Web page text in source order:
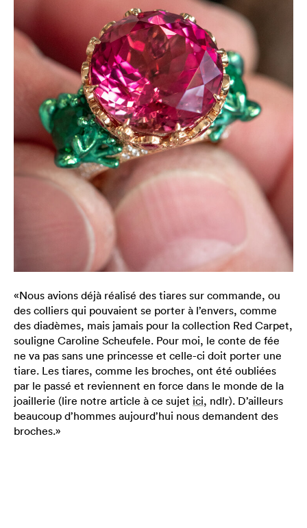
«Nous avions déjà réalisé des tiares sur commande, ou
des colliers qui pouvaient se porter à l’envers, comme
des diadèmes, mais jamais pour la collection Red Carpet,
souligne Caroline Scheufele. Pour moi, le conte de fée
ne va pas sans une princesse et celle-ci doit porter une
tiare. Les tiares, comme les broches, ont été oubliées
par le passé et reviennent en force dans le monde de la
joaillerie (lire notre article à ce sujet ici, ndlr). D’ailleurs
beaucoup d’hommes aujourd’hui nous demandent des
broches.»